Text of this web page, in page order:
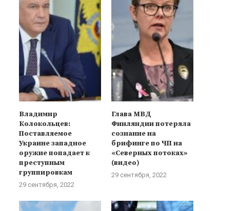
Владимир
Колокольцев:
Поставляемое
Украине западное
оружие попадает к
преступным
группировкам
29 сентября, 2022
Глава МВД
Финляндии потеряла
сознание на
брифинге по ЧП на
«Северных потоках»
(видео)
29 сентября, 2022